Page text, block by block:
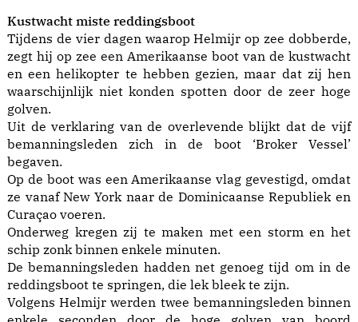
Kustwacht miste reddingsboot
Tijdens de vier dagen waarop Helmijr op zee dobberde,
zegt hij op zee een Amerikaanse boot van de kustwacht
en een helikopter te hebben gezien, maar dat zij hen
waarschijnlijk niet konden spotten door de zeer hoge
golven.
Uit de verklaring van de overlevende blijkt dat de vijf
bemanningsleden zich in de boot ‘Broker Vessel’
begaven.
Op de boot was een Amerikaanse vlag gevestigd, omdat
ze vanaf New York naar de Dominicaanse Republiek en
Curaçao voeren.
Onderweg kregen zij te maken met een storm en het
schip zonk binnen enkele minuten.
De bemanningsleden hadden net genoeg tijd om in de
reddingsboot te springen, die lek bleek te zijn.
Volgens Helmijr werden twee bemanningsleden binnen